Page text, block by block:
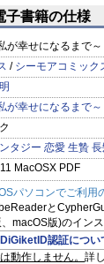
next
子書籍の仕様
が幸せになるまで～
/ シーモアコミック
が幸せになるまで～
タジー 恋愛 生贄
MacOSX PDF
パソコンでご利用
と
macOS版)のインス
DiGiketID認証につい
動作しません。 詳